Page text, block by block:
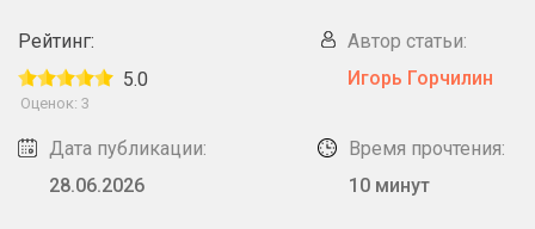
Рейтинг:
5.0
Оценок: 3
Автор статьи:
Игорь Горчилин
Дата публикации:
28.06.2026
Время прочтения:
10 минут